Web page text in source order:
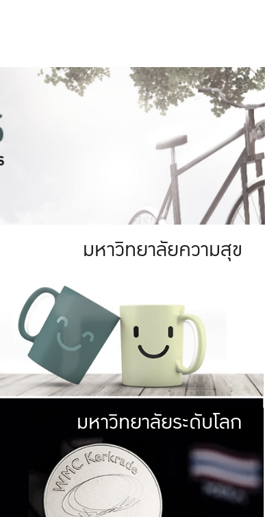
มหาวิทยาลัย
ให้กับประชาชน
มหาวิทยาลัยความสุข
มหาวิทยา
พร้อมที่จ
และผลักดันในการใช้ระบบส
เพื่อการทำงานแ
มหาวิทยาลัยระดับโลก